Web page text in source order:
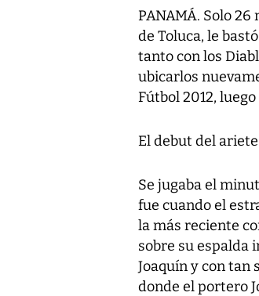
PANAMÁ. Solo
de Toluca, le
tanto con los
ubicarlos
Fútbol 2012,
El debut del
Se jugaba el
fue cuando el
la más reciente
sobre su espalda
Joaquín y con tan
donde el portero